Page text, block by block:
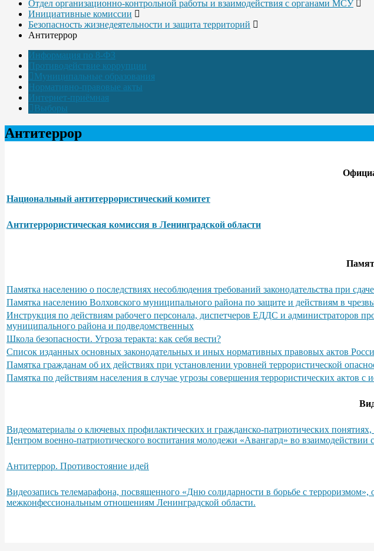
Отдел организационно-контрольной работы и взаимодействия с органами МСУ
Инициативные комиссии
Безопасность жизнедеятельности и защита территорий
Антитеррор
Информация по 8-ФЗ
Противодействие коррупции
Муниципальные образования
Нормативно-правовые акты
Интернет-приёмная
Выборы
Антитеррор
Национальный антитеррористический комитет
Антитеррористическая комиссия в Ленинградской области
Памятка населению о последствиях несоблюдения требований законодательства при
Памятка населению Волховского муниципального района по защите и действиям в
Инструкция по действиям рабочего персонала, диспетчеров ЕДДС и администраторов
муниципального района и подведомственных
Школа безопасности. Угроза теракта: как себя вести?
Список изданных основных законодательных и иных нормативных правовых актов
Памятка гражданам об их действиях при установлении уровней террористической
Памятка по действиям населения в случае угрозы совершения террористических актов
Видеоматериалы о ключевых профилактических и гражданско-патриотических
Центром военно-патриотического воспитания молодежи «Авангард» во
Антитеррор. Противостояние идей
Видеозапись телемарафона, посвященного «Дню солидарности в борьбе с
межконфессиональным отношениям Ленинградской области.